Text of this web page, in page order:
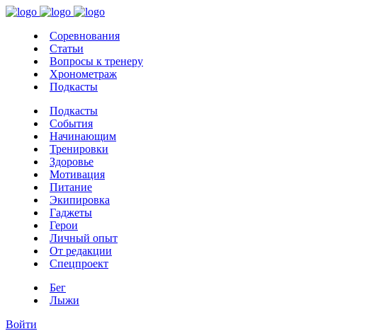
Соревнования
Статьи
Вопросы к тренеру
Хронометраж
Подкасты
Подкасты
События
Начинающим
Тренировки
Здоровье
Мотивация
Питание
Экипировка
Гаджеты
Герои
Личный опыт
От редакции
Спецпроект
Бег
Лыжи
Войти